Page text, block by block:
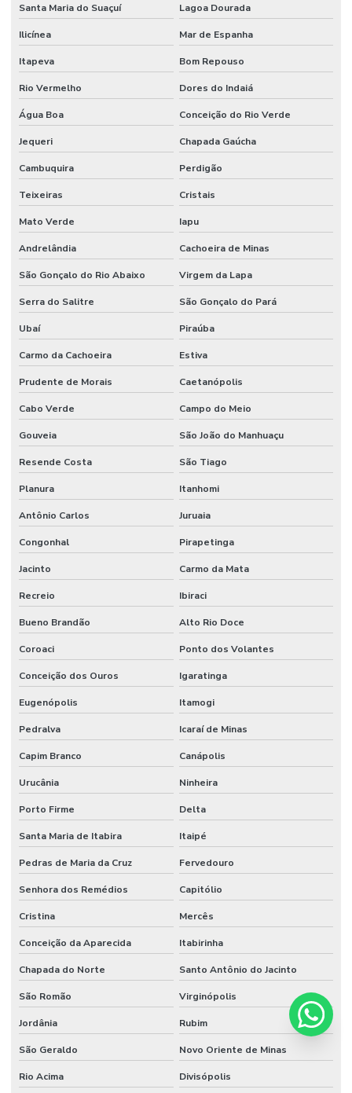
Santa Maria do Suaçuí Lagoa Dourada
Ilicínea Mar de Espanha
Itapeva Bom Repouso
Rio Vermelho Dores do Indaiá
Água Boa Conceição do Rio Verde
Jequeri Chapada Gaúcha
Cambuquira Perdigão
Teixeiras Cristais
Mato Verde Iapu
Andrelândia Cachoeira de Minas
São Gonçalo do Rio Abaixo Virgem da Lapa
Serra do Salitre São Gonçalo do Pará
Ubaí Piraúba
Carmo da Cachoeira Estiva
Prudente de Morais Caetanópolis
Cabo Verde Campo do Meio
Gouveia São João do Manhuaçu
Resende Costa São Tiago
Planura Itanhomi
Antônio Carlos Juruaia
Congonhal Pirapetinga
Jacinto Carmo da Mata
Recreio Ibiraci
Bueno Brandão Alto Rio Doce
Coroaci Ponto dos Volantes
Conceição dos Ouros Igaratinga
Eugenópolis Itamogi
Pedralva Icaraí de Minas
Capim Branco Canápolis
Urucânia Ninheira
Porto Firme Delta
Santa Maria de Itabira Itaipé
Pedras de Maria da Cruz Fervedouro
Senhora dos Remédios Capitólio
Cristina Mercês
Conceição da Aparecida Itabirinha
Chapada do Norte Santo Antônio do Jacinto
São Romão Virginópolis
Jordânia Rubim
São Geraldo Novo Oriente de Minas
Rio Acima Divisópolis